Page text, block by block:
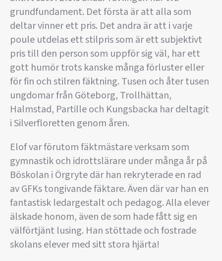
grundfundament. Det första är att alla som
deltar vinner ett pris. Det andra är att i varje
poule utdelas ett stilpris som är ett subjektivt
pris till den person som uppför sig väl, har ett
gott humör trots kanske många förluster eller
för fin och stilren fäktning. Tusen och åter tusen
ungdomar från Göteborg, Trollhättan,
Halmstad, Partille och Kungsbacka har deltagit
i Silverfloretten genom åren.
Elof var förutom fäktmästare verksam som
gymnastik och idrottslärare under många år på
Böskolan i Örgryte där han rekryterade en rad
av GFKs tongivande fäktare. Även där var han en
fantastisk ledargestalt och pedagog. Alla elever
älskade honom, även de som hade fått sig en
välförtjänt lusing. Han stöttade och fostrade
skolans elever med sitt stora hjärta!